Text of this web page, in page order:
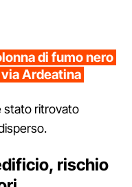
di fumo nero
Ardeatina
stato ritrovato
rischio